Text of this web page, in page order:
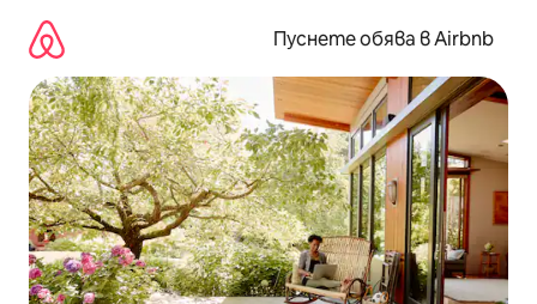
съдържанието
Пуснете обява в Airbnb